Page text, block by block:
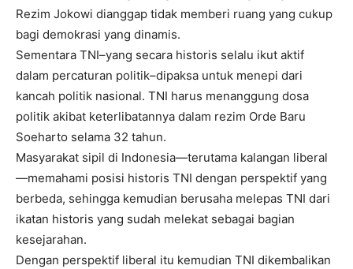
Rezim Jokowi dianggap tidak memberi ruang yang cukup
bagi demokrasi yang dinamis.
Sementara TNI–yang secara historis selalu ikut aktif
dalam percaturan politik–dipaksa untuk menepi dari
kancah politik nasional. TNI harus menanggung dosa
politik akibat keterlibatannya dalam rezim Orde Baru
Soeharto selama 32 tahun.
Masyarakat sipil di Indonesia—terutama kalangan liberal
—memahami posisi historis TNI dengan perspektif yang
berbeda, sehingga kemudian berusaha melepas TNI dari
ikatan historis yang sudah melekat sebagai bagian
kesejarahan.
Dengan perspektif liberal itu kemudian TNI dikembalikan